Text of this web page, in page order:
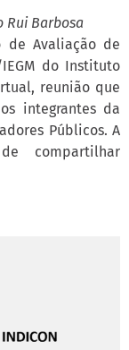
Rui Barbosa
de Avaliação de
do Instituto
reunião que
integrantes da
Públicos. A
compartilhar